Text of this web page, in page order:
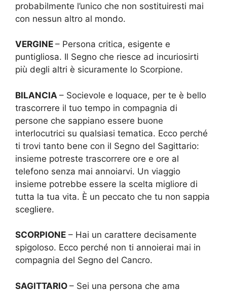
probabilmente l’unico che non sostituiresti mai
con nessun altro al mondo.
VERGINE – Persona critica, esigente e
puntigliosa. Il Segno che riesce ad incuriosirti
più degli altri è sicuramente lo Scorpione.
BILANCIA – Socievole e loquace, per te è bello
trascorrere il tuo tempo in compagnia di
persone che sappiano essere buone
interlocutrici su qualsiasi tematica. Ecco perché
ti trovi tanto bene con il Segno del Sagittario:
insieme potreste trascorrere ore e ore al
telefono senza mai annoiarvi. Un viaggio
insieme potrebbe essere la scelta migliore di
tutta la tua vita. È un peccato che tu non sappia
scegliere.
SCORPIONE – Hai un carattere decisamente
spigoloso. Ecco perché non ti annoierai mai in
compagnia del Segno del Cancro.
SAGITTARIO – Sei una persona che ama